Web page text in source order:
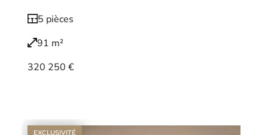
5 pièces
91 m²
320 250 €
EXCLUSIVITÉ